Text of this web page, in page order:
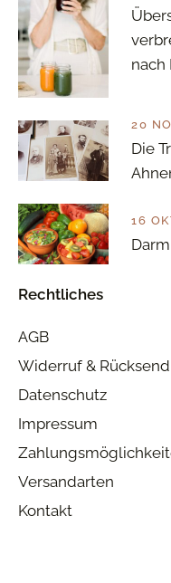
nach
20
Die
16
Rechtliches
AGB
Widerruf &
Datenschutz
Impressum
Versandarten
Kontakt